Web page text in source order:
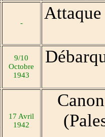
-
9/10
Octobre
1943
17 Avril
1942